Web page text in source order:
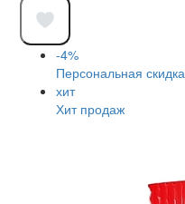
-4%
Персональная скидка
хит
Хит продаж